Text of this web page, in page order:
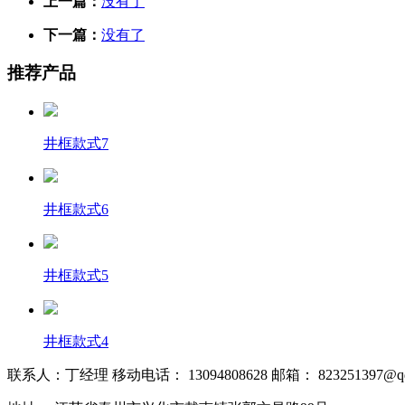
下一篇： 没有了
推荐产品
井框款式7
井框款式6
井框款式5
井框款式4
联系人：丁经理 移动电话： 13094808628 邮箱：